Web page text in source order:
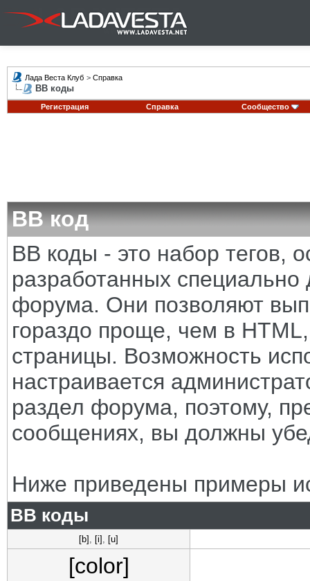
Лада Веста Клуб > Справка
BB коды
Регистрация Справка Сообщество
BB код
BB коды - это набор тегов,
разработанных
форума. Они позволяют
гораздо проще, чем в
страницы. Возможность
настраивается
раздел форума, поэтому,
сообщениях, вы должны
Ниже приведены примеры
BB коды
[b] , [i] , [u]
[color]